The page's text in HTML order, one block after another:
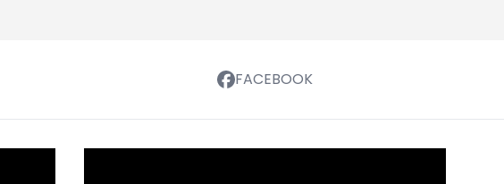
FACEBOOK